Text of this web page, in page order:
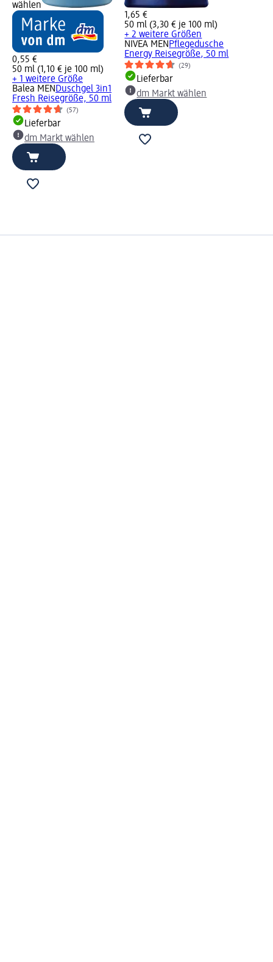
wählen
0,55 €
50 ml (1,10 € je 100 ml)
+ 1 weitere Größe
Balea MENDuschgel 3in1
Fresh Reisegröße, 50 ml
(57)
Lieferbar
dm Markt wählen
1,65 €
50 ml (3,30 € je 100 ml)
+ 2 weitere Größen
NIVEA MENPflegedusche
Energy Reisegröße, 50 ml
(29)
Lieferbar
dm Markt wählen